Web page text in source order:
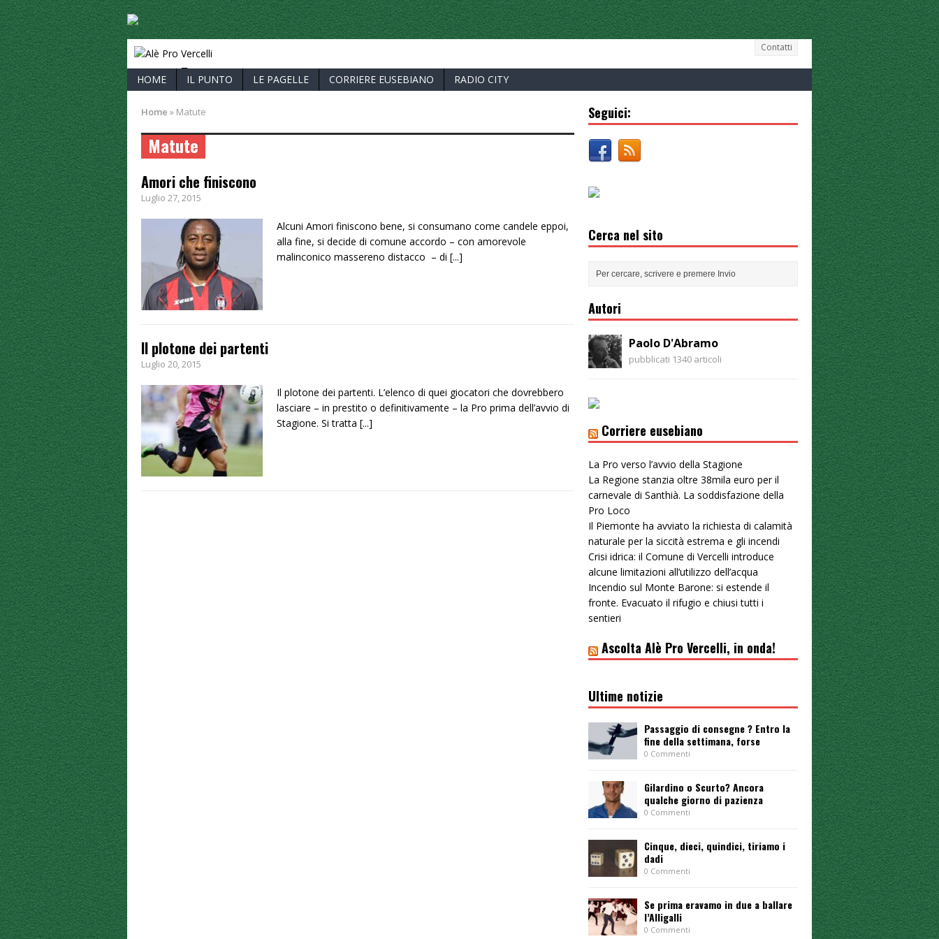
Contatti
ALÈ PRO VERCELLI
HOME IL PUNTO LE PAGELLE CORRIERE EUSEBIANO RADIO CITY
Home » Matute
Matute
Amori che finiscono
Luglio 27, 2015
Alcuni Amori finiscono bene, si consumano come candele eppoi,
alla fine, si decide di comune accordo – con amorevole
malinconico massereno distacco – di [...]
Il plotone dei partenti
Luglio 20, 2015
Il plotone dei partenti. L’elenco di quei giocatori che dovrebbero
lasciare – in prestito o definitivamente – la Pro prima dell’avvio di
Stagione. Si tratta [...]
Seguici:
Cerca nel sito
Autori
Paolo D'Abramo
pubblicati 1340 articoli
Corriere eusebiano
La Pro verso l’avvio della Stagione
La Regione stanzia oltre 38mila euro per il
carnevale di Santhià. La soddisfazione della
Pro Loco
Il Piemonte ha avviato la richiesta di calamità
naturale per la siccità estrema e gli incendi
Crisi idrica: il Comune di Vercelli introduce
alcune limitazioni all’utilizzo dell’acqua
Incendio sul Monte Barone: si estende il
fronte. Evacuato il rifugio e chiusi tutti i
sentieri
Ascolta Alè Pro Vercelli, in onda!
Ultime notizie
Passaggio di consegne ? Entro la
fine della settimana, forse
0 Commenti
Gilardino o Scurto? Ancora
qualche giorno di pazienza
0 Commenti
Cinque, dieci, quindici, tiriamo i
dadi
0 Commenti
Se prima eravamo in due a ballare
l’Alligalli
0 Commenti